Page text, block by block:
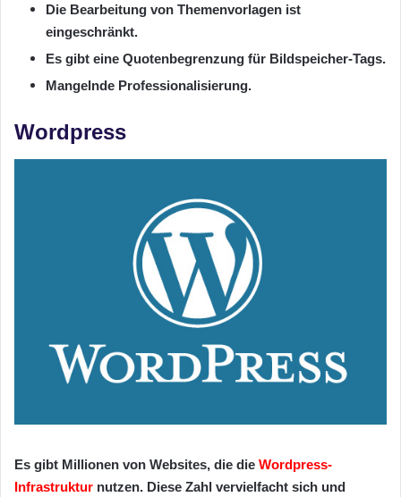
Die Bearbeitung von Themenvorlagen ist
eingeschränkt.
Es gibt eine Quotenbegrenzung für Bildspeicher-Tags.
Mangelnde Professionalisierung.
Wordpress
Es gibt Millionen von Websites, die die Wordpress-
Infrastruktur nutzen. Diese Zahl vervielfacht sich und